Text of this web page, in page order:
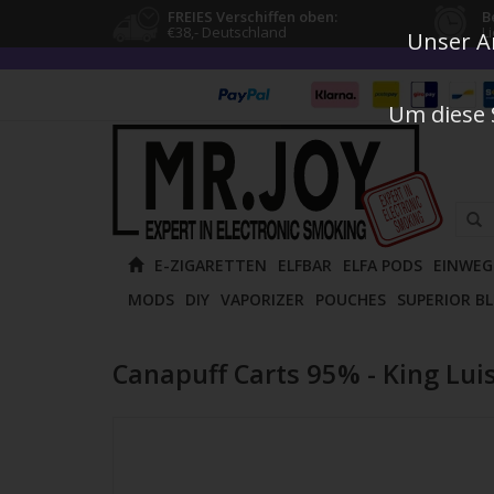
FREIES Verschiffen oben:
€38,- Deutschland
die
Pfeile
oben
und
E-ZIGARETTEN ELFBAR ELFA PODS
MODS DIY VAPORIZER POUCHES SUPERIOR
Canapuff Carts 95% - King
Unser
Um diese